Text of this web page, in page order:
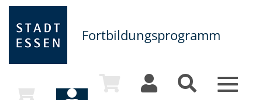
Fortbildungsprogramm
Toggle